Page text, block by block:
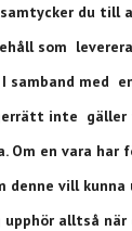
du till
som
med
inte gäller
Om en vara
denne vill
alltså när